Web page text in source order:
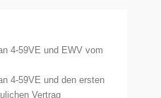
4-59VE und EWV vom
4-59VE und den ersten
Vertrag